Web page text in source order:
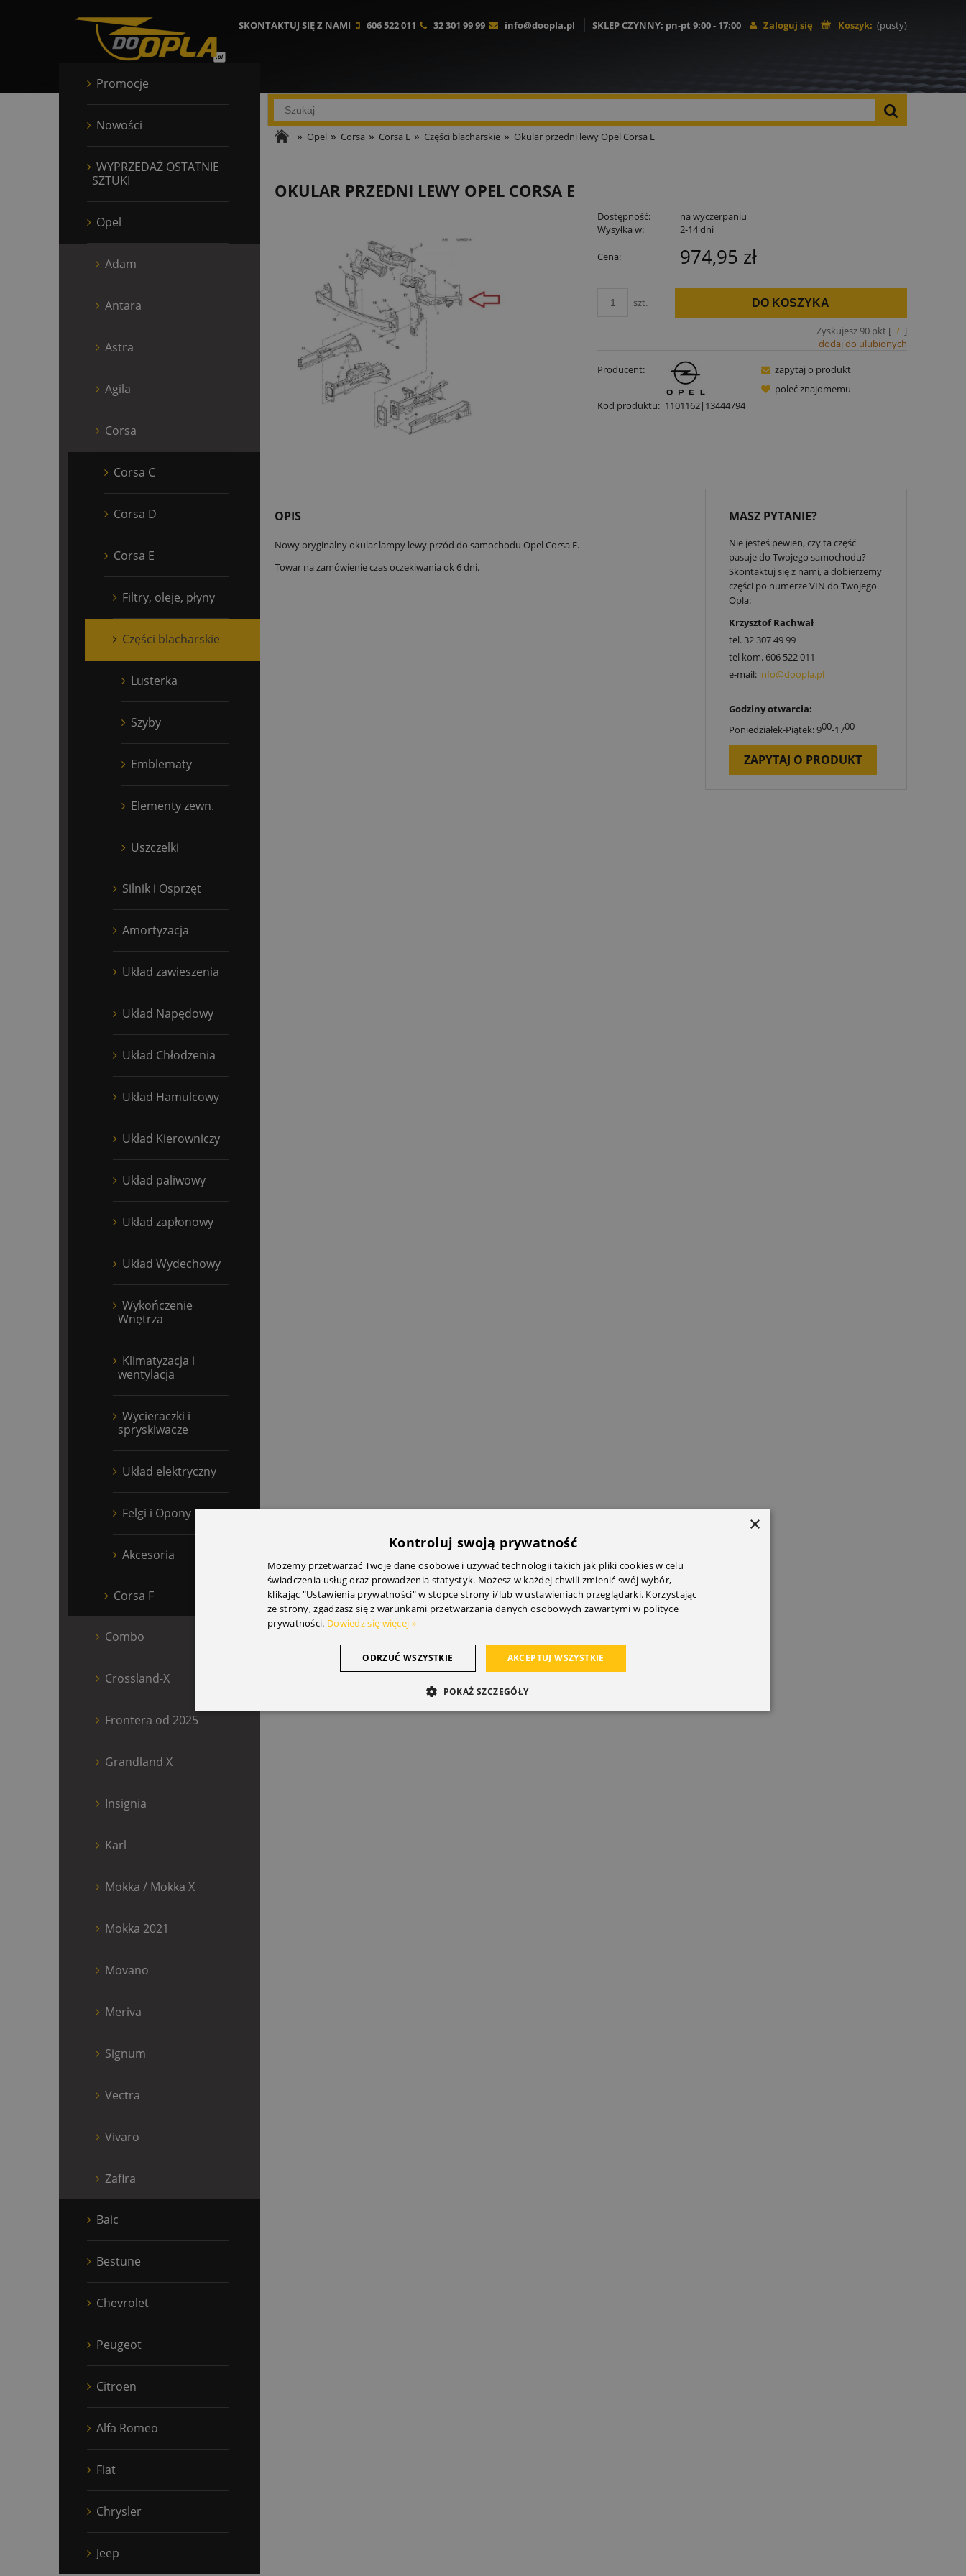
Koszyk: (pusty)
Zaloguj się
SKONTAKTUJ SIĘ Z NAMI 606 522 011 32 301 99 99 info@doopla.pl SKLEP CZYNNY: pn-pt 9:00 - 17:00
» Opel » Corsa » Corsa E » Części blacharskie » Okular przedni lewy Opel Corsa E
Promocje
Nowości
WYPRZEDAŻ OSTATNIE
SZTUKI
Opel
Adam
Antara
Astra
Agila
Corsa
Corsa C
Corsa D
Corsa E
Filtry, oleje, płyny
Części blacharskie
Lusterka
Szyby
Emblematy
Elementy zewn.
Uszczelki
Silnik i Osprzęt
Amortyzacja
Układ zawieszenia
Układ Napędowy
Układ Chłodzenia
Układ Hamulcowy
Układ Kierowniczy
Układ paliwowy
Układ zapłonowy
Układ Wydechowy
Wykończenie
Wnętrza
Klimatyzacja i
wentylacja
Wycieraczki i
spryskiwacze
Układ elektryczny
Felgi i Opony
Akcesoria
Corsa F
Combo
Crossland-X
Frontera od 2025
Grandland X
Insignia
Karl
Mokka / Mokka X
Mokka 2021
Movano
Meriva
Signum
Vectra
Vivaro
Zafira
Baic
Bestune
Chevrolet
Peugeot
Citroen
Alfa Romeo
Fiat
Chrysler
Jeep
OKULAR PRZEDNI LEWY OPEL CORSA E
Dostępność:
na wyczerpaniu
Wysyłka w:
2-14 dni
Cena: 974,95 zł
szt. DO KOSZYKA
Zyskujesz 90pkt [ ? ]
dodaj do ulubionych
Producent:
Kod produktu: 1101162|13444794
zapytaj o produkt
poleć znajomemu
OPIS
Nowy oryginalny okular lampy lewy przód do samochodu Opel Corsa E.
Towar na zamówienie czas oczekiwania ok 6 dni.
MASZ PYTANIE?
Nie jesteś pewien, czy ta część
pasuje do Twojego samochodu?
Skontaktuj się z nami, a dobierzemy
części po numerze VIN do Twojego
Opla:
Krzysztof Rachwał
tel.32 307 49 99
tel kom.606 522 011
e-mail: info@doopla.pl
Godziny otwarcia:
Poniedziałek-Piątek: 900-1700
ZAPYTAJ O PRODUKT
×
Kontroluj swoją prywatność
Możemy przetwarzać Twoje dane osobowe i używać technologii takich jak pliki cookies w celu
świadczenia usług oraz prowadzenia statystyk. Możesz w każdej chwili zmienić swój wybór,
klikając "Ustawienia prywatności" w stopce strony i/lub w ustawieniach przeglądarki. Korzystając
ze strony, zgadzasz się z warunkami przetwarzania danych osobowych zawartymi w polityce
prywatności. Dowiedz się więcej »
AKCEPTUJ WSZYSTKIE
ODRZUĆ WSZYSTKIE
POKAŻ SZCZEGÓŁY